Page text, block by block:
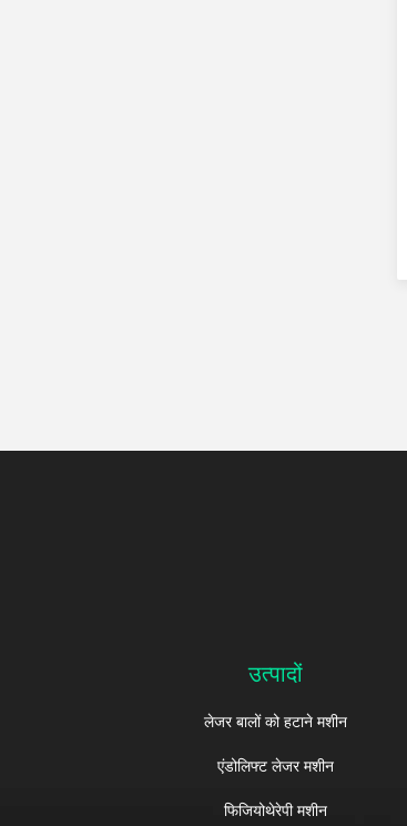
उत्पादों
लेजर बालों को हटाने मशीन
एंडोलिफ्ट लेजर मशीन
फिजियोथेरेपी मशीन